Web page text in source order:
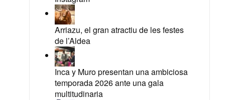
Arriazu, el gran atractiu de les festes
de l’Aldea
Inca y Muro presentan una ambiciosa
temporada 2026 ante una gala
multitudinaria